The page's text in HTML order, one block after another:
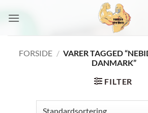
FORSIDE / VARER TAGGED
DANMARK”
FILTER